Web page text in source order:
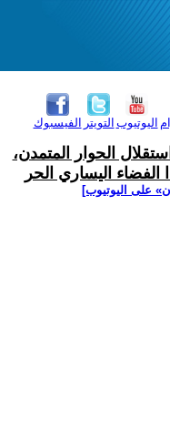
الفيسبوك التويتر اليوتيوب
الحوار المتمدن،
اليساري الحر
على اليوتيوب]